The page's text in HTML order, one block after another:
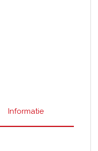
Informatie